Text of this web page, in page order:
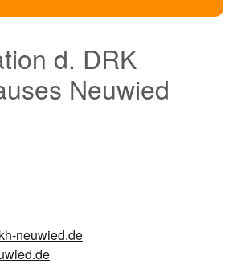
d. DRK
Neuwied
neuwied.de